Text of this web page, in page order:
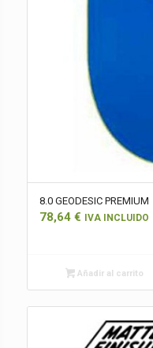
8.0 GEODESIC PREMIUM
78,64 € IVA INCLUIDO
Añadir al carrito